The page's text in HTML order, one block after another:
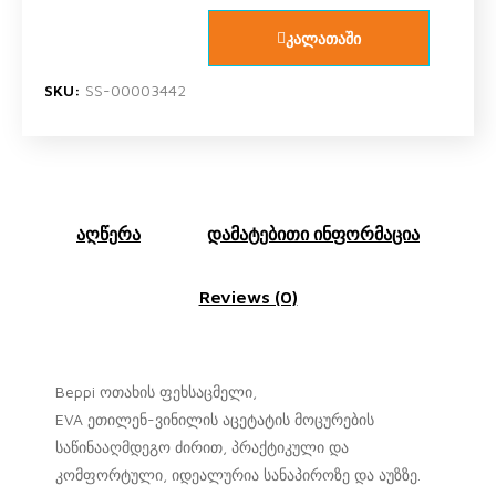
კალათაში
SKU: SS-00003442
აღწერა დამატებითი ინფორმაცია
Reviews (0)
Beppi ოთახის ფეხსაცმელი,
EVA ეთილენ-ვინილის აცეტატის მოცურების
საწინააღმდეგო ძირით, პრაქტიკული და
კომფორტული, იდეალურია სანაპიროზე და აუზზე.